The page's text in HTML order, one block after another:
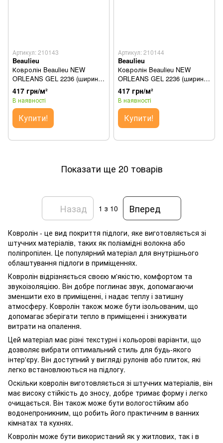
Ковролін - це вид покриття підлоги, яке виготовляється зі
штучних матеріалів, таких як поліамідні волокна або
поліпропілен. Це популярний матеріал для внутрішнього
облаштування підлоги в приміщеннях.
Ковролін відрізняється своєю м'якістю, комфортом та
звукоізоляцією. Він добре поглинає звук, допомагаючи
зменшити ехо в приміщенні, і надає теплу і затишну
атмосферу. Ковролін також може бути ізольованим, що
допомагає зберігати тепло в приміщенні і знижувати
витрати на опалення.
Цей матеріал має різні текстурні і кольорові варіанти, що
дозволяє вибрати оптимальний стиль для будь-якого
інтер'єру. Він доступний у вигляді рулонів або плиток, які
легко встановлюються на підлогу.
Оскільки ковролін виготовляється зі штучних матеріалів, він
має високу стійкість до зносу, добре тримає форму і легко
очищається. Він також може бути вологостійким або
водонепроникним, що робить його практичним в ванних
кімнатах та кухнях.
Ковролін може бути використаний як у житлових, так і в
Артикул: 210143
Beaulieu
Ковролін Beaulieu NEW
ORLEANS GEL 2236 (ширина
3м)
417 грн/м²
В наявності
Купити!
Артикул: 210144
Beaulieu
Ковролін Beaulieu NEW
ORLEANS GEL 2236 (ширина
4м)
417 грн/м²
В наявності
Купити!
Показати ще 20 товарів
Назад 1 з 10 Вперед